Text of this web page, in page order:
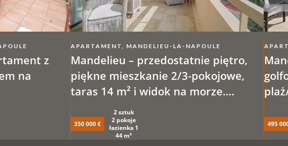
z
na
APARTAMENT, MANDELIEU-LA-NAPOULE
Mandelieu – przedostatnie piętro,
piękne mieszkanie 2/3-pokojowe,
taras 14 m² i widok na morze.
Basen, kort tenisowy, parking
350 000 €
2 sztuk
2 pokoje
łazienka 1
44 m²
3/
495